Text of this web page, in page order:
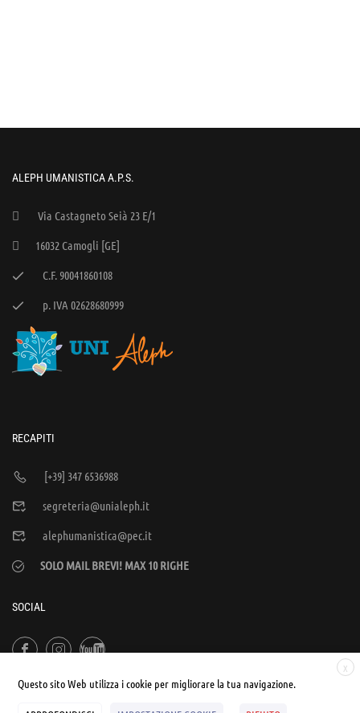
ALEPH UMANISTICA A.P.S.
Via Castagneto Seià 23 E/1
16032 Camogli [GE]
C.F. 90041860108
p. IVA 02628680999
RECAPITI
[+39] 347 6536988
segreteria@unialeph.it
alephumanistica@pec.it
SOLO MAIL BREVI! MAX 10 RIGHE
SOCIAL
X
Questo sito Web utilizza i cookie per migliorare la tua navigazione.